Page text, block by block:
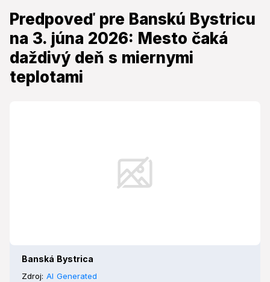
Predpoveď pre Banskú Bystricu
na 3. júna 2026: Mesto čaká
daždivý deň s miernymi
teplotami
Banská Bystrica
Zdroj: AI Generated
3. júna 2026: Mesto čaká daždivý
deň s miernymi teplotami
Počasie v strede týždňa prinesie do Banskej Bystrice
zmenu, ktorá si bude vyžadovať dáždniky a ovplyvní
plány obyvateľov aj návštevníkov mesta.